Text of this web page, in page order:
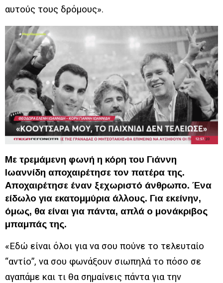
αυτούς τους δρόμους».
Με τρεμάμενη φωνή η κόρη του Γιάννη
Ιωαννίδη αποχαιρέτησε τον πατέρα της.
Αποχαιρέτησε έναν ξεχωριστό άνθρωπο. Ένα
είδωλο για εκατομμύρια άλλους. Για εκείνην,
όμως, θα είναι για πάντα, απλά ο μονάκριβος
μπαμπάς της.
«Εδώ είναι όλοι για να σου πούνε το τελευταίο
“αντίο”, να σου φωνάξουν σιωπηλά το πόσο σε
αγαπάμε και τι θα σημαίνεις πάντα για την